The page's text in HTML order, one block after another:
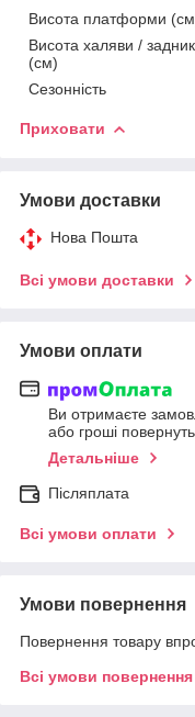
Висота платформи
Висота халяви /
(см)
Сезонність
Приховати
Умови доставки
Нова Пошта
Всі умови доставки
Умови оплати
Ви отримаєте
або гроші
Детальніше
Післяплата
Всі умови оплати
Умови повернення
Повернення товару
Всі умови повернення